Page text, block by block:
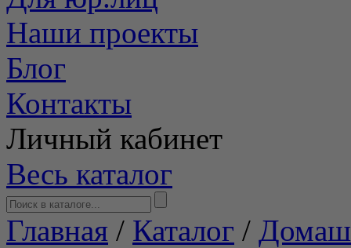
Наши проекты
Блог
Контакты
Личный кабинет
Весь каталог
Главная / Каталог /